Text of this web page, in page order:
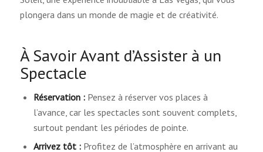
plongera dans un monde de magie et de créativité.
À Savoir Avant d’Assister à un
Spectacle
Réservation :Pensez à réserver vos places à
l’avance, car les spectacles sont souvent complets,
surtout pendant les périodes de pointe.
Arrivez tôt :Profitez de l’atmosphère en arrivant au